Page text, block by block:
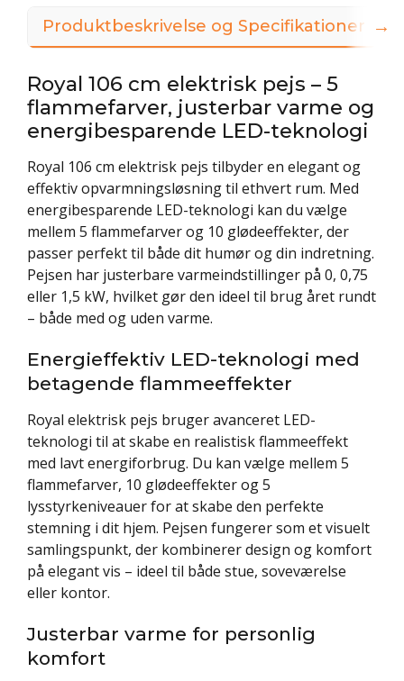
Produktbeskrivelse og Specifikationer
Royal 106 cm elektrisk pejs – 5
flammefarver, justerbar varme og
energibesparende LED-teknologi
Royal 106 cm elektrisk pejs tilbyder en elegant og
effektiv opvarmningsløsning til ethvert rum. Med
energibesparende LED-teknologi kan du vælge
mellem 5 flammefarver og 10 glødeeffekter, der
passer perfekt til både dit humør og din indretning.
Pejsen har justerbare varmeindstillinger på 0, 0,75
eller 1,5 kW, hvilket gør den ideel til brug året rundt
– både med og uden varme.
Energieffektiv LED-teknologi med
betagende flammeeffekter
Royal elektrisk pejs bruger avanceret LED-
teknologi til at skabe en realistisk flammeeffekt
med lavt energiforbrug. Du kan vælge mellem 5
flammefarver, 10 glødeeffekter og 5
lysstyrkeniveauer for at skabe den perfekte
stemning i dit hjem. Pejsen fungerer som et visuelt
samlingspunkt, der kombinerer design og komfort
på elegant vis – ideel til både stue, soveværelse
eller kontor.
Justerbar varme for personlig
komfort
→